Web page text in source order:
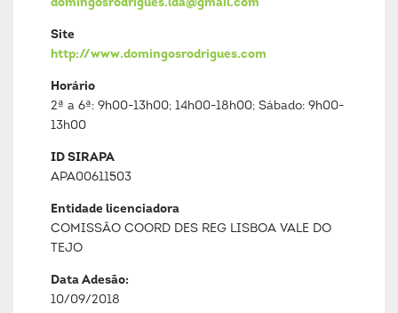
domingosrodrigues.lda@gmail.com
Site
http://www.domingosrodrigues.com
Horário
2ª a 6ª: 9h00-13h00; 14h00-18h00; Sábado: 9h00-
13h00
ID SIRAPA
APA00611503
Entidade licenciadora
COMISSÃO COORD DES REG LISBOA VALE DO
TEJO
Data Adesão:
10/09/2018